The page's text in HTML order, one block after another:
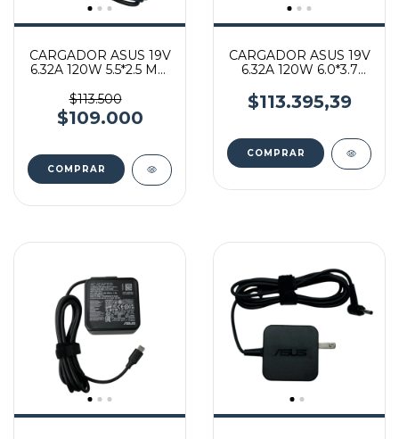
CARGADOR ASUS 19V
6.32A 120W 5.5*2.5 MM
$113.500
$109.000
CARGADOR ASUS 19V
6.32A 120W 6.0*3.7
$113.395,39